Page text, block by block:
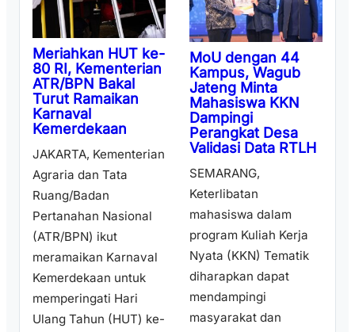
Meriahkan HUT ke-
80 RI, Kementerian
ATR/BPN Bakal
Turut Ramaikan
Karnaval
Kemerdekaan
JAKARTA, Kementerian
Agraria dan Tata
Ruang/Badan
Pertanahan Nasional
(ATR/BPN) ikut
meramaikan Karnaval
Kemerdekaan untuk
memperingati Hari
Ulang Tahun (HUT) ke-
MoU dengan 44
Kampus, Wagub
Jateng Minta
Mahasiswa KKN
Dampingi
Perangkat Desa
Validasi Data RTLH
SEMARANG,
Keterlibatan
mahasiswa dalam
program Kuliah Kerja
Nyata (KKN) Tematik
diharapkan dapat
mendampingi
masyarakat dan